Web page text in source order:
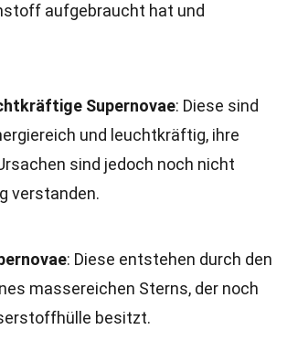
aufgebraucht hat und
Supernovae: Diese sind
und leuchtkräftig, ihre
sind jedoch noch nicht
verstanden.
: Diese entstehen durch den
massereichen Sterns, der noch
besitzt.